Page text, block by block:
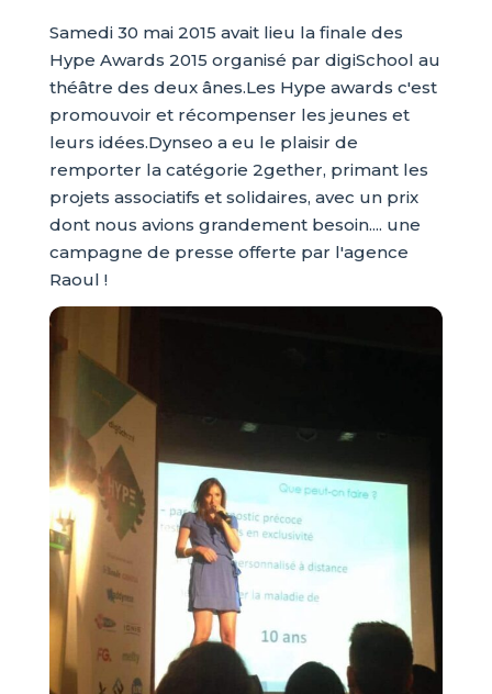
Samedi 30 mai 2015 avait lieu la finale des
Hype Awards 2015 organisé par digiSchool au
théâtre des deux ânes.Les Hype awards c'est
promouvoir et récompenser les jeunes et
leurs idées.Dynseo a eu le plaisir de
remporter la catégorie 2gether, primant les
projets associatifs et solidaires, avec un prix
dont nous avions grandement besoin.... une
campagne de presse offerte par l'agence
Raoul !